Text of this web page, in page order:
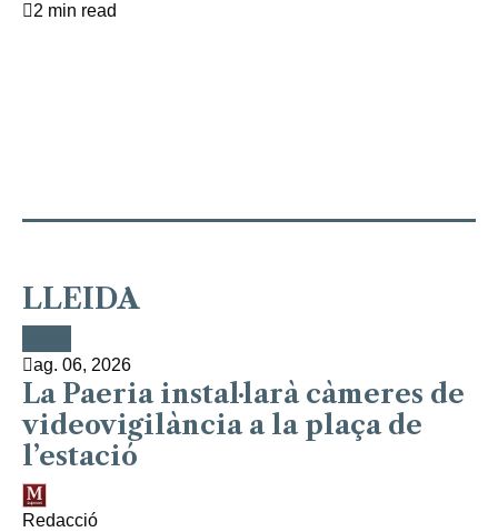
2 min read
LLEIDA
ag. 06, 2026
La Paeria instal·larà càmeres de
videovigilància a la plaça de
l’estació
Redacció